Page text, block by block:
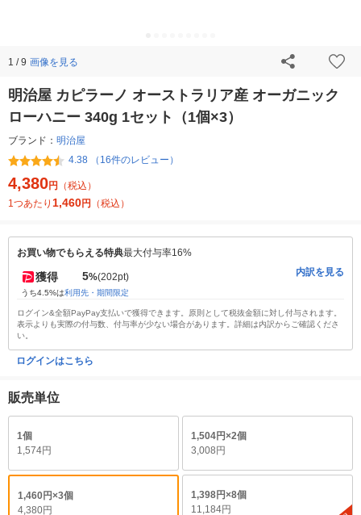
1 / 9 画像を見る
明治屋 カピラーノ オーストラリア産 オーガニック
ローハニー 340g 1セット（1個×3）
ブランド： 明治屋
4.38 （16件のレビュー）
4,380円
（税込）
1つあたり 1,460円 （税込）
お買い物でもらえる特典最大付与率16%
獲得 5%(202pt)
うち4.5%は利用先・期間限定
内訳を見る
ログイン&全額PayPay支払いで獲得できます。原則として税抜金額に対し付与されます。
表示よりも実際の付与数、付与率が少ない場合があります。詳細は内訳からご確認くださ
い。
ログインはこちら
販売単位
1個
1,574円
1,504円×2個
3,008円
1,460円×3個
4,380円
1,398円×8個
11,184円